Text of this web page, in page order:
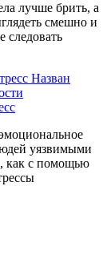
лучше брить, а
смешно и
следовать
Назван
уязвимыми
как с помощью